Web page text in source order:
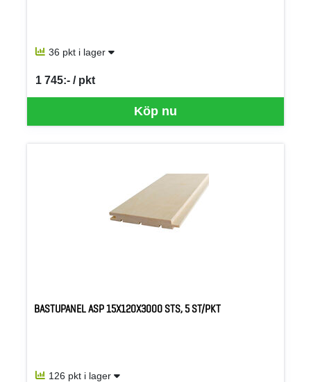
36 pkt i lager
Köp nu
1 745:- / pkt
SEK per PKT
BASTUPANEL ASP 15X120X3000 STS, 5 ST/PKT
126 pkt i lager